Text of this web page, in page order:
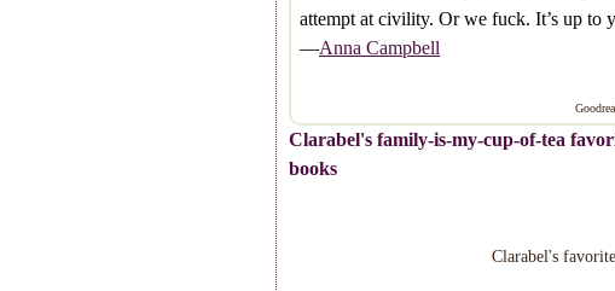
attempt at civility. Or we fuck. It’s up to
—Anna Campbell
Clarabel's family-is-my-cup-of-tea
books
Clarabel's